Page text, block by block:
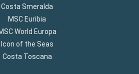
Costa Smeralda
MSC Euribia
World Europa
Icon of the Seas
Costa Toscana